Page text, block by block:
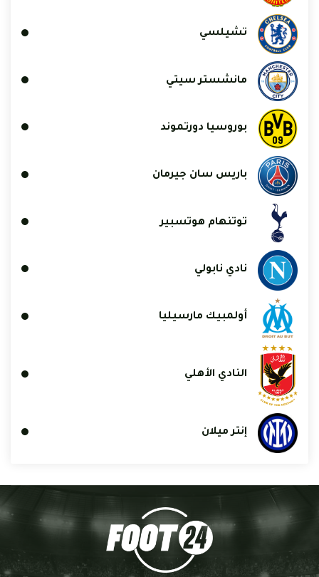
تشيلسي
مانشستر سيتي
بوروسيا دورتموند
باريس سان جيرمان
توتنهام هوتسبير
نادي نابولي
أولمبيك مارسيليا
النادي الأهلي
إنتر ميلان